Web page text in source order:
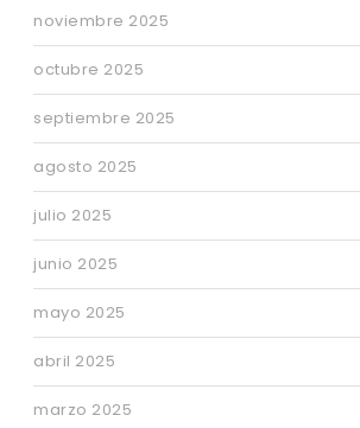
noviembre 2025
octubre 2025
septiembre 2025
agosto 2025
julio 2025
junio 2025
mayo 2025
abril 2025
marzo 2025